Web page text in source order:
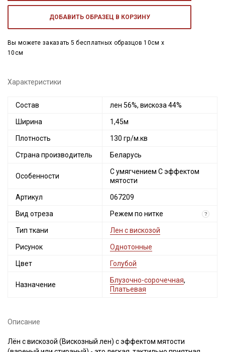
ДОБАВИТЬ ОБРАЗЕЦ В КОРЗИНУ
Вы можете заказать 5 бесплатных образцов 10см x
10см
Характеристики
Состав лен 56%, вискоза 44%
Ширина 1,45м
Плотность 130 гр/м.кв
Страна производитель Беларусь
Особенности
С умягчением С эффектом
мятости
Артикул 067209
Вид отреза Режем по нитке ?
Тип ткани Лен с вискозой
Рисунок Однотонные
Цвет Голубой
Назначение
Блузочно-сорочечная,
Платьевая
Описание
Лён с вискозой (Вискозный лен) с эффектом мятости